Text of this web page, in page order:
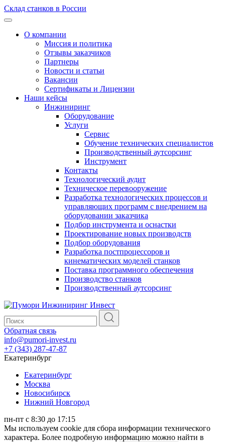
Склад станков в России
О компании
Миссия и политика
Отзывы заказчиков
Партнеры
Новости и статьи
Вакансии
Сертификаты и Лицензии
Наши кейсы
Инжиниринг
Оборудование
Услуги
Сервис
Обучение технических специалистов
Производственный аутсорсинг
Инструмент
Контакты
Технологический аудит
Техническое перевооружение
Разработка технологических процессов и
управляющих программ с внедрением на
оборудовании заказчика
Подбор инструмента и оснастки
Проектирование новых производств
Подбор оборудования
Разработка постпроцессоров и
кинематических моделей станков
Поставка программного обеспечения
Производство станков
Производственный аутсорсинг
Обратная связь
info@pumori-invest.ru
+7 (343) 287-47-87
Екатеринбург
Екатеринбург
Москва
Новосибирск
Нижний Новгород
пн-пт с 8:30 до 17:15
Мы используем cookie для сбора информации технического
характера. Более подробную информацию можно найти в